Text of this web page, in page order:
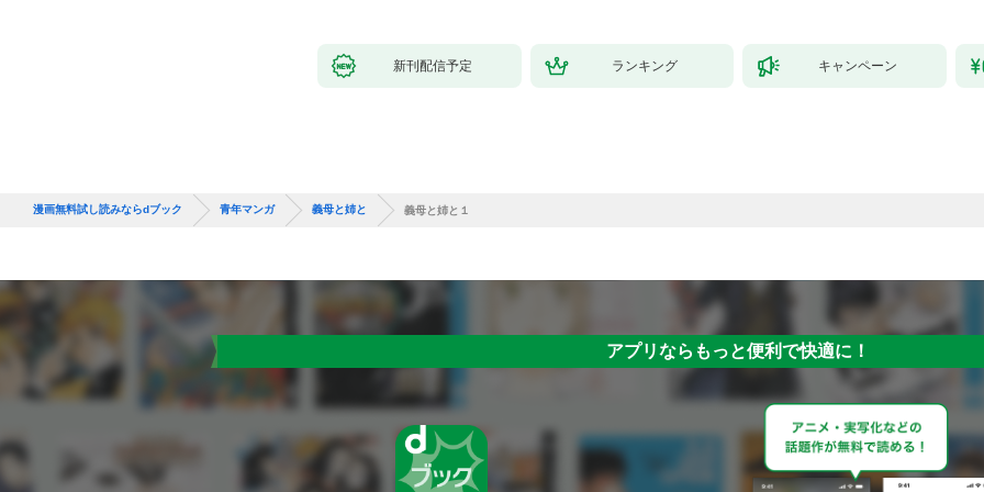
新刊配信予定 ランキング キャンペーン
漫画無料試し読みならdブック 青年マンガ 義母と姉と 義母と姉と１
アプリならもっと便利で快適に！